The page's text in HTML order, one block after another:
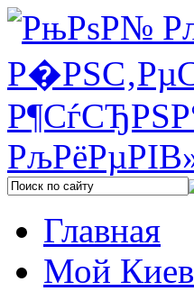
Главная
Мой Киев